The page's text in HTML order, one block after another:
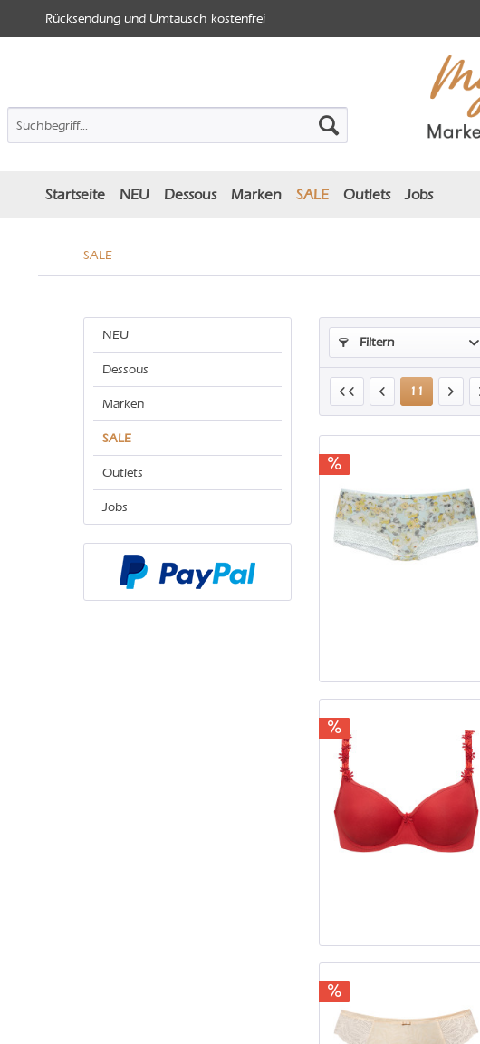
Rücksendung und Umtausch kostenfrei
Startseite NEU Dessous Marken SALE Outlets Jobs
SALE
NEU
Dessous
Marken
SALE
Outlets
Jobs
Filtern
11